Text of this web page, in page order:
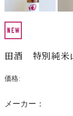
田酒 特別純米
価格:
メーカー：